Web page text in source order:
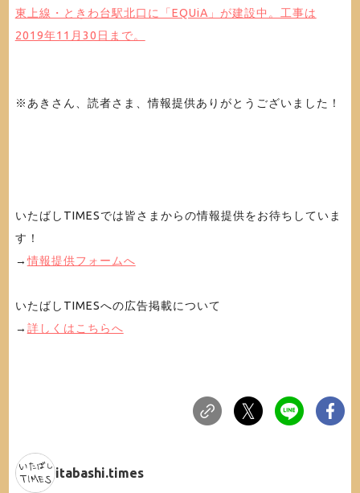
東上線・ときわ台駅北口に「EQUiA」が建設中。工事は
2019年11月30日まで。
※あきさん、読者さま、情報提供ありがとうございました！
いたばしTIMESでは皆さまからの情報提供をお待ちしていま
す！
→情報提供フォームへ
いたばしTIMESへの広告掲載について
→ 詳しくはこちらへ
itabashi.times